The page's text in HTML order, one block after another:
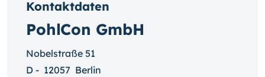
Kontaktdaten
PohlCon GmbH
Nobelstraße 51
D - 12057 Berlin